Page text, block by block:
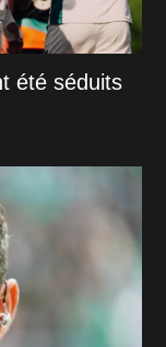
été séduits